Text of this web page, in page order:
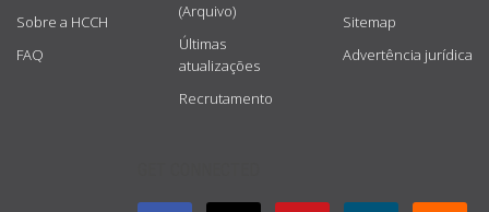
Sobre a HCCH
FAQ
(Arquivo)
Últimas
atualizações
Recrutamento
Sitemap
Advertência jurídica